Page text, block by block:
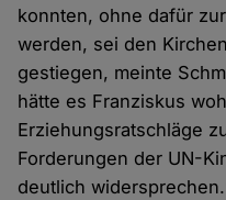
konnten, ohne dafür
werden, sei den
gestiegen, meinte
hätte es Franziskus
Erziehungsratschläge
Forderungen der UN-
deutlich